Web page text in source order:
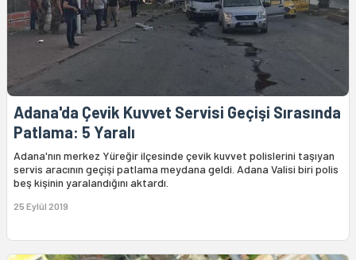
Adana'da Çevik Kuvvet Servisi Geçişi Sırasında
Patlama: 5 Yaralı
Adana'nın merkez Yüreğir ilçesinde çevik kuvvet polislerini taşıyan
servis aracının geçişi patlama meydana geldi. Adana Valisi biri polis
beş kişinin yaralandığını aktardı.
25 Eylül 2019